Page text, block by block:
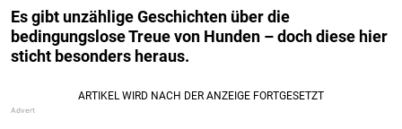
Es gibt unzählige Geschichten über die
bedingungslose Treue von Hunden – doch diese hier
sticht besonders heraus.